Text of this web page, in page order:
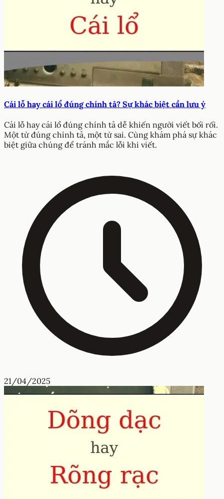
Cái lỗ hay cái lổ đúng chính tả? Sự khác biệt cần lưu ý
Cái lỗ hay cái lổ đúng chính tả dễ khiến người viết bối rối.
Một từ đúng chính tả, một từ sai. Cùng khám phá sự khác
biệt giữa chúng để tránh mắc lỗi khi viết.
21/04/2025